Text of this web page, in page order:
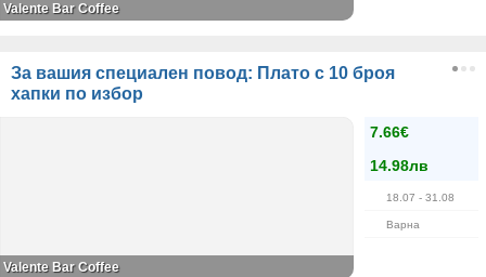
Valente Bar Coffee
За вашия специален повод: Плато с 10 броя
хапки по избор
7.66€
14.98лв
18.07 - 31.08
Варна
Valente Bar Coffee